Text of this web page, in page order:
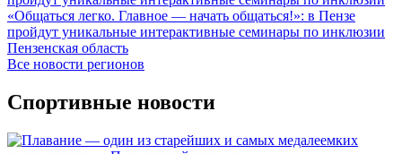
«Общаться легко. Главное — начать общаться!»: в Пензе
пройдут уникальные интерактивные семинары по инклюзии
Пензенская область
Все новости регионов
Спортивные новости